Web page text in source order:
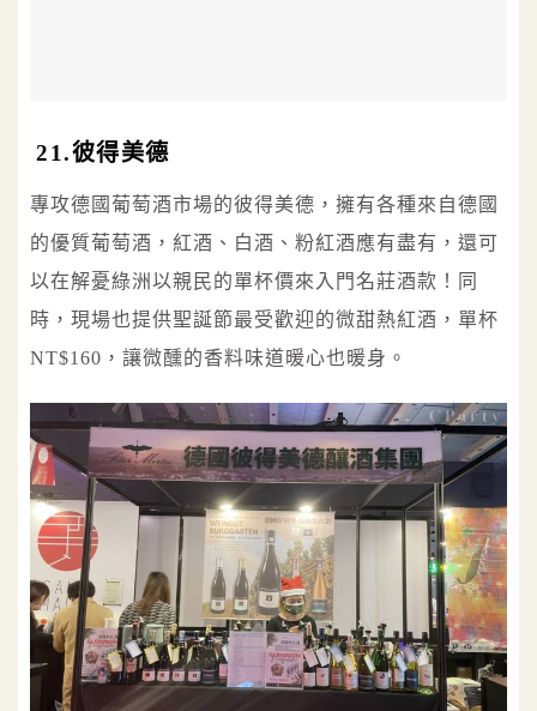
21.彼得美德
專攻德國葡萄酒市場的彼得美德，擁有各種來自德國
的優質葡萄酒，紅酒、白酒、粉紅酒應有盡有，還可
以在解憂綠洲以親民的單杯價來入門名莊酒款！同
時，現場也提供聖誕節最受歡迎的微甜熱紅酒，單杯
NT$160，讓微醺的香料味道暖心也暖身。